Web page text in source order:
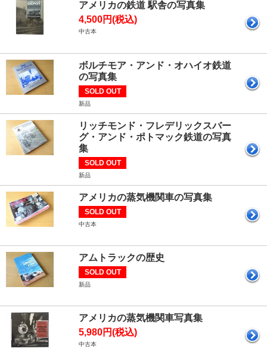
アメリカの鉄道 駅舎の写真集
4,500円(税込)
中古本
ボルチモア・アンド・オハイオ鉄道
の写真集
SOLD OUT
新品
リッチモンド・フレデリックスバー
グ・アンド・ポトマック鉄道の写真
集
SOLD OUT
新品
アメリカの蒸気機関車の写真集
SOLD OUT
中古本
アムトラックの歴史
SOLD OUT
新品
アメリカの蒸気機関車写真集
5,980円(税込)
中古本